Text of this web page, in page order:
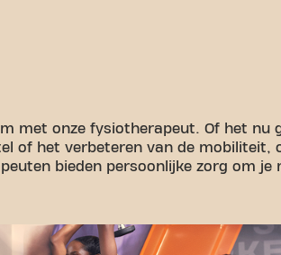
met onze fysiotherapeut. Of het nu
of het verbeteren van de mobiliteit,
bieden persoonlijke zorg om je